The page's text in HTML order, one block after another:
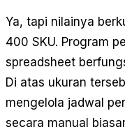
Ya, tapi nilainya
400 SKU. Program
spreadsheet
Di atas ukuran
mengelola jadwal
secara manual